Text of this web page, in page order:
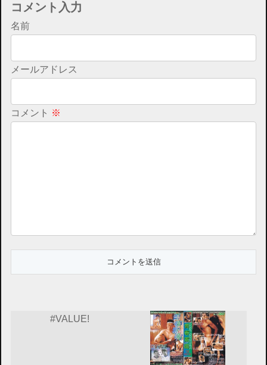
コメント入力
名前
メールアドレス
コメント ※
#VALUE!